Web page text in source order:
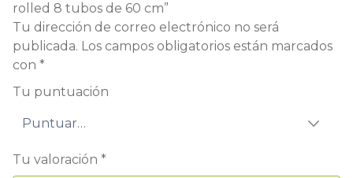
rolled 8 tubos de 60 cm”
Tu dirección de correo electrónico no será
publicada. Los campos obligatorios están marcados
con *
Tu puntuación
Tu valoración *